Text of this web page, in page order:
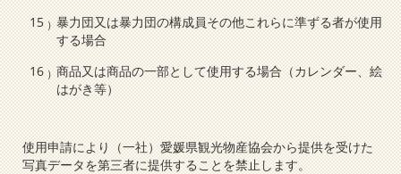
暴力団又は暴力団の構成員その他これらに準ずる者が使用
する場合
商品又は商品の一部として使用する場合（カレンダー、絵
はがき等）
使用申請により（一社）愛媛県観光物産協会から提供を受けた
写真データを第三者に提供することを禁止します。